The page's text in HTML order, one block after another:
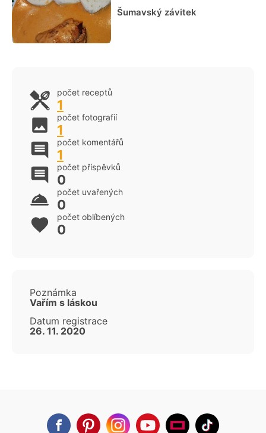
Šumavský závitek
počet receptů
1
počet fotografií
1
počet komentářů
1
počet příspěvků
0
počet uvařených
0
počet oblíbených
0
Poznámka
Vařím s láskou
Datum registrace
26. 11. 2020